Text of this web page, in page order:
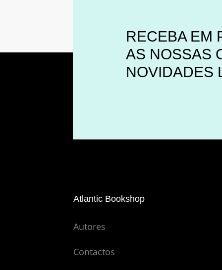
RECEBA EM
AS NOSSAS
NOVIDADES
Atlantic Bookshop
Autores
Contactos